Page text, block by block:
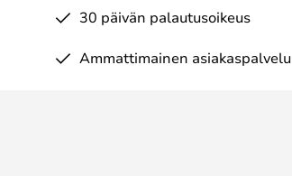
30 päivän palautusoikeus
Ammattimainen asiakaspalvelu